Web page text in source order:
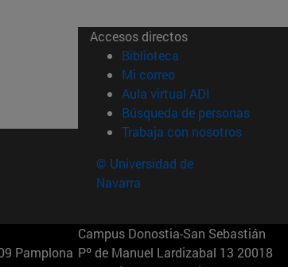
Accesos directos
Biblioteca (abre en nueva
Mi correo(abre en nueva
Aula virtual ADI (abre en
Búsqueda de personas(abre
Trabaja con nosotros(abre
© Universidad de
Navarra
Pamplona
Campus Donostia-San Sebastián
Pº de Manuel Lardizabal 13 20018